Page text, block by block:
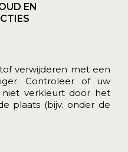
EN
verwijderen met een
Controleer of uw
niet verkleurt door het
plaats (bijv. onder de